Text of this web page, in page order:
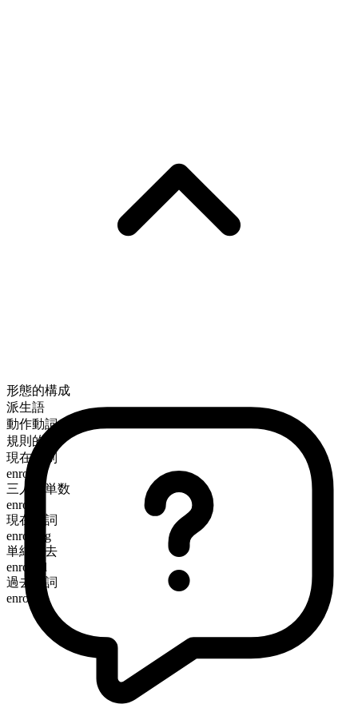
形態的構成
派生語
動作動詞
規則的
現在時制
enroll
三人称単数
enrolls
現在分詞
enrolling
単純過去
enrolled
過去分詞
enrolled